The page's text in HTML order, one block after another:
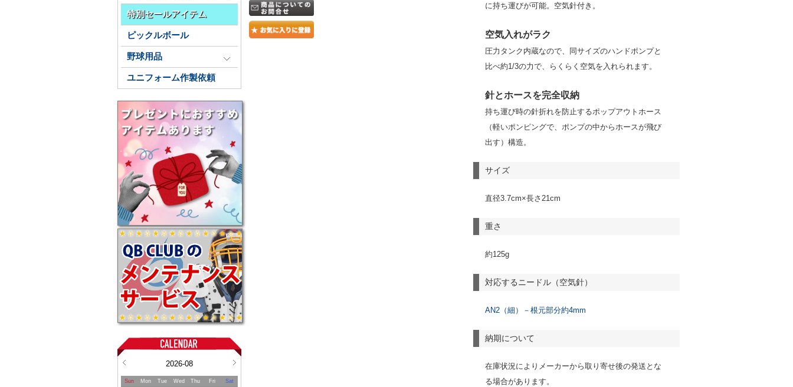
特別セールアイテム
ピックルボール
野球用品
ユニフォーム作製依頼
2026-08
Sun Mon Tue Wed Thu Fri Sat
に持ち運びが可能。空気針付き。
空気入れがラク
圧力タンク内蔵なので、同サイズのハンドポンプと
比べ約1/3の力で、らくらく空気を入れられます。
針とホースを完全収納
持ち運び時の針折れを防止するポップアウトホース
（軽いポンピングで、ポンプの中からホースが飛び
出す）構造。
サイズ
直径3.7cm×長さ21cm
重さ
約125g
対応するニードル（空気針）
AN2（細）－根元部分約4mm
納期について
在庫状況によりメーカーから取り寄せ後の発送とな
る場合があります。